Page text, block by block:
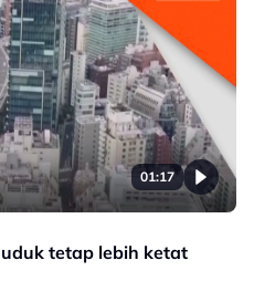
01:17
tetap lebih ketat